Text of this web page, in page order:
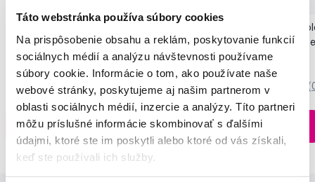
Táto webstránka používa súbory cookies
Na prispôsobenie obsahu a reklám, poskytovanie funkcií
sociálnych médií a analýzu návštevnosti používame
súbory cookie. Informácie o tom, ako používate naše
webové stránky, poskytujeme aj našim partnerom v
oblasti sociálnych médií, inzercie a analýzy. Títo partneri
môžu príslušné informácie skombinovať s ďalšími
údajmi, ktoré ste im poskytli alebo ktoré od vás získali,
keď ste používali ich služby.
kefka s kónickými vláknami SANGI, biela
149,99 €
5,0/5 (27x)
Do košíku
Na sklade > 5 ks
Pop Instant Teeth
pre okamžitý bieliaci
10,90 €
Do košíku